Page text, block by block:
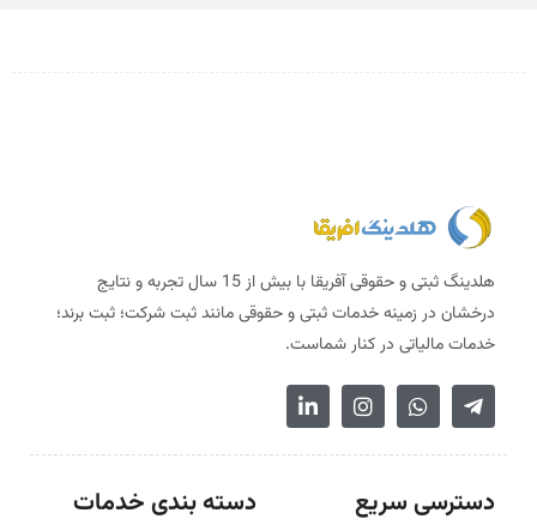
هلدینگ ثبتی و حقوقی آفریقا با بیش از 15 سال تجربه و نتایج
درخشان در زمینه خدمات ثبتی و حقوقی مانند ثبت شرکت؛ ثبت برند؛
خدمات مالیاتی در کنار شماست.
دسترسی سریع دسته بندی خدمات